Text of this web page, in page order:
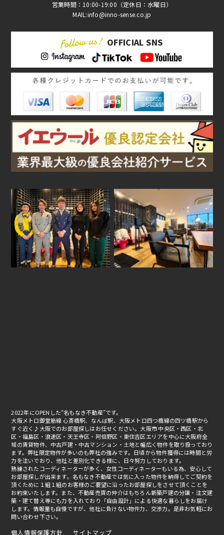
営業時間：10:00-19:00（定休日：水曜日）
MAIL:info@inno-sense.co.jp
OFFICIAL SNS
2022年にOPENした“名もなき不動産”です。
大阪メトロ御堂筋線 心斎橋駅、なんば駅、大阪メトロ四つ橋線の四ツ橋駅から
すぐ近く♪大阪でのお部屋探しはお任せください。大阪市 中央区・西区・北
区・福島区・浪速区・天王寺区・阿倍野区・東住吉区エリアを中心に大阪府全
域の賃貸物件、中古戸建・中古マンション・土地と幅広く物件を取り扱っており
ます。弊社限定物件が多いのも弊社の強みです。日頃から物件獲得には時間と労
力を注いでおり、他社と差別化できる様に、日々努力しております。
熟練されたコーディネーターが多く、女性コーディネーターもいる為、安心して
お部屋探しが出来ます。名もなき不動産では気に入った物件を納得してご契約を
頂くために１組１組のお客様のご要望に沿ったお部屋探しをさせて頂くことを
お約束いたします。また、不動産売買の仲介はもちろん新築戸建の分譲・注文建
築・建て替え等にも力を入れており「自由設計」による快適な暮らしをお届け
します。情報量も自慢ですが、他社に負けない物件力、交渉力。是非お気軽にお
問い合わせ下さい。
個人情報保護方針 サイトマップ